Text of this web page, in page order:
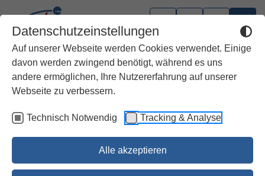
Datenschutzeinstellungen
Auf unserer Webseite werden Cookies verwendet. Einige
davon werden zwingend benötigt, während es uns
andere ermöglichen, Ihre Nutzererfahrung auf unserer
Webseite zu verbessern.
Technisch Notwendig Tracking & Analyse
Alle akzeptieren